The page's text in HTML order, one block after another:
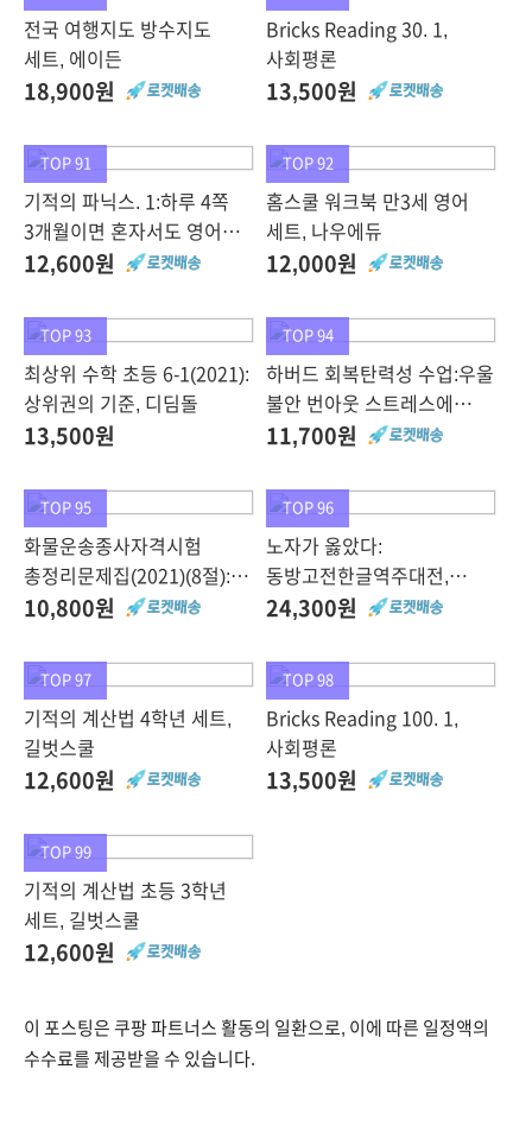
전국 여행지도 방수지도
세트, 에이든
18,900원
Bricks Reading 30. 1,
사회평론
13,500원
TOP 91
기적의 파닉스. 1:하루 4쪽
3개월이면 혼자서도 영어책
읽기가 가능해지는, 길벗스쿨
12,600원
TOP 92
홈스쿨 워크북 만3세 영어
세트, 나우에듀
12,000원
TOP 93
최상위 수학 초등 6-1(2021):
상위권의 기준, 디딤돌
13,500원
TOP 94
하버드 회복탄력성 수업:우울
불안 번아웃 스트레스에
무너지지 않는 멘탈 관리
현대지성
11,700원
TOP 95
화물운송종사자격시험
총정리문제집(2021)(8절):
최신개정법령 완벽반영,
10,800원
TOP 96
노자가 옳았다:
동방고전한글역주대전,
통나무
24,300원
TOP 97
기적의 계산법 4학년 세트,
길벗스쿨
12,600원
TOP 98
Bricks Reading 100. 1,
사회평론
13,500원
TOP 99
기적의 계산법 초등 3학년
세트, 길벗스쿨
12,600원
이 포스팅은 쿠팡 파트너스 활동의 일환으로, 이에 따른 일정액의
수수료를 제공받을 수 있습니다.